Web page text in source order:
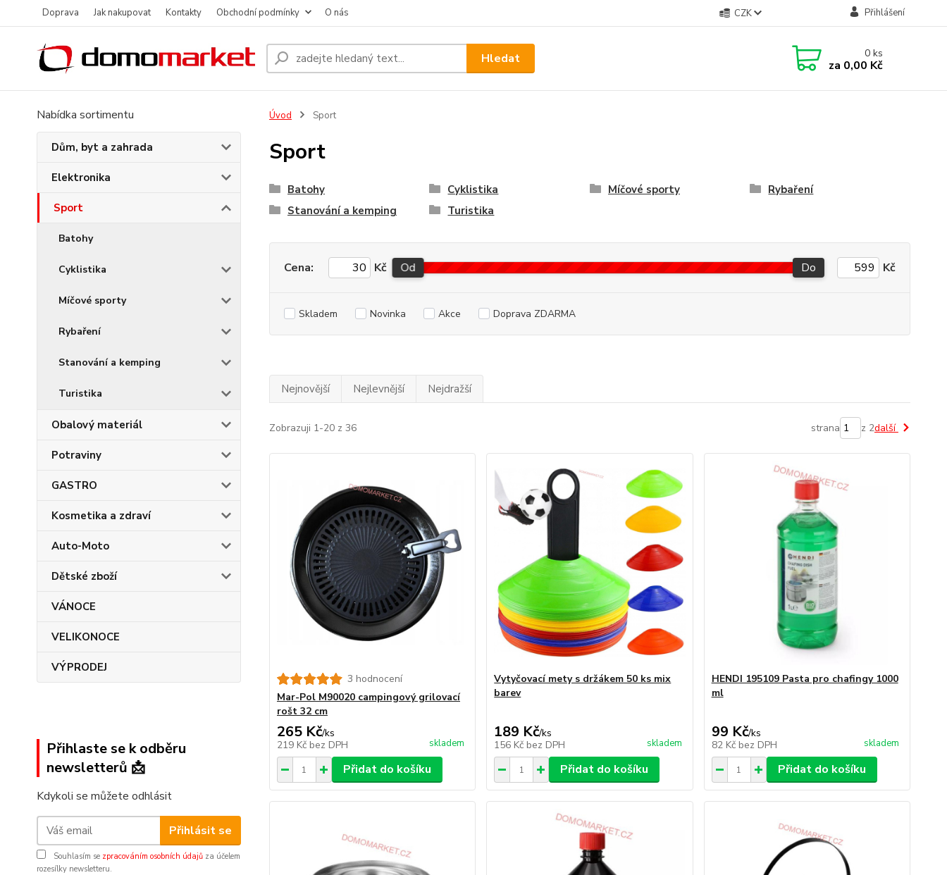
Doprava Jak nakupovat Kontakty Obchodní podmínky O nás CZK Přihlášení
Hledat 0ks
za 0,00 Kč
Nabídka sortimentu
Dům, byt a zahrada
Elektronika
Sport
Batohy
Cyklistika
Míčové sporty
Rybaření
Stanování a kemping
Turistika
Obalový materiál
Potraviny
GASTRO
Kosmetika a zdraví
Auto-Moto
Dětské zboží
VÁNOCE
VELIKONOCE
VÝPRODEJ
Přihlaste se k odběru
newsletterů 📩
Kdykoli se můžete odhlásit
Přihlásit se
Souhlasím se zpracováním osobních údajů za účelem
rozesílky newsletteru.
Úvod Sport
Sport
Batohy Cyklistika Míčové sporty
Rybaření
Stanování a kemping
Turistika
Cena: Kč Od Do Kč
Skladem Novinka Akce Doprava ZDARMA
Nejnovější Nejlevnější Nejdražší
Zobrazuji 1-20 z 36 strana z 2další
3 hodnocení
Mar-Pol M90020 campingový grilovací
rošt 32 cm
265 Kč/ks
219 Kč bez DPH skladem
Přidat do košíku
Vytyčovací mety s držákem 50 ks mix
barev
189 Kč/ks
156 Kč bez DPH skladem
Přidat do košíku
HENDI 195109 Pasta pro chafingy 1000
ml
99 Kč/ks
82 Kč bez DPH skladem
Přidat do košíku